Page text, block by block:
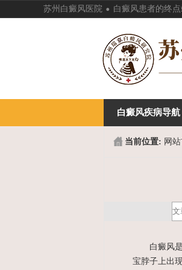
苏州白癜风医院 . 白癜风患者的终
白癜风疾病导航
当前位置: 网
白癜风是
宝脖子上出